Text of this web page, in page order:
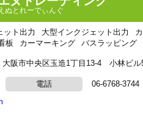
ぬとれーでぃんぐ
ット出力 大型インクジェット出力
板
カーマーキング バスラッピング
大阪市中央区玉造1丁目13-4 小林ビル
電話 06-6768-3744